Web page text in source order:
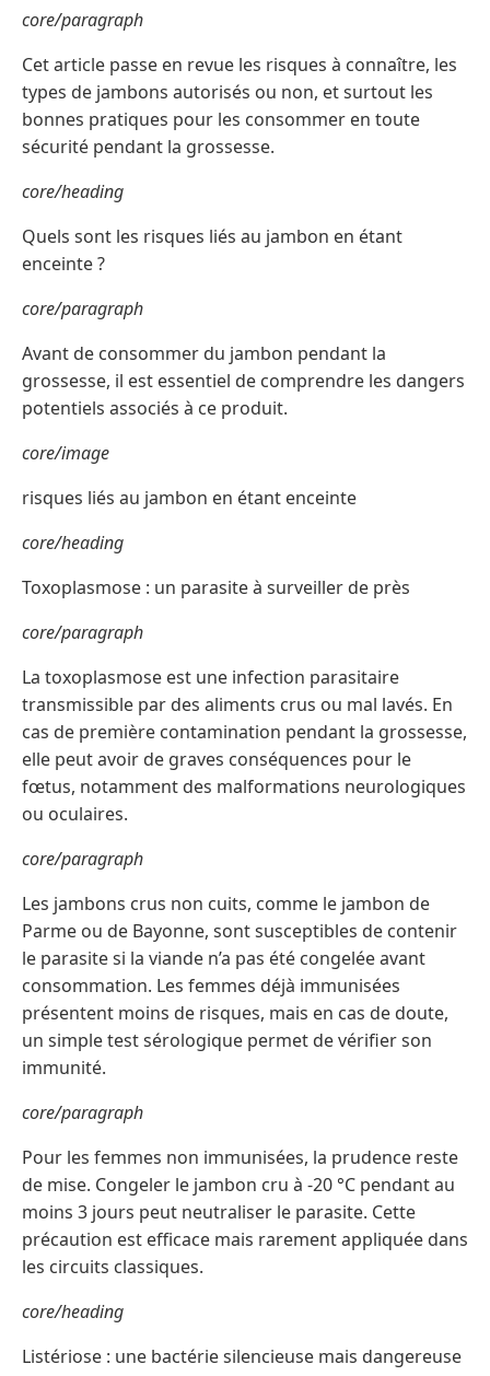
core/paragraph
Cet article passe en revue les risques à connaître, les
types de jambons autorisés ou non, et surtout les
bonnes pratiques pour les consommer en toute
sécurité pendant la grossesse.
core/heading
Quels sont les risques liés au jambon en étant
enceinte ?
core/paragraph
Avant de consommer du jambon pendant la
grossesse, il est essentiel de comprendre les dangers
potentiels associés à ce produit.
core/image
risques liés au jambon en étant enceinte
core/heading
Toxoplasmose : un parasite à surveiller de près
core/paragraph
La toxoplasmose est une infection parasitaire
transmissible par des aliments crus ou mal lavés. En
cas de première contamination pendant la grossesse,
elle peut avoir de graves conséquences pour le
fœtus, notamment des malformations neurologiques
ou oculaires.
core/paragraph
Les jambons crus non cuits, comme le jambon de
Parme ou de Bayonne, sont susceptibles de contenir
le parasite si la viande n’a pas été congelée avant
consommation. Les femmes déjà immunisées
présentent moins de risques, mais en cas de doute,
un simple test sérologique permet de vérifier son
immunité.
core/paragraph
Pour les femmes non immunisées, la prudence reste
de mise. Congeler le jambon cru à -20 °C pendant au
moins 3 jours peut neutraliser le parasite. Cette
précaution est efficace mais rarement appliquée dans
les circuits classiques.
core/heading
Listériose : une bactérie silencieuse mais dangereuse